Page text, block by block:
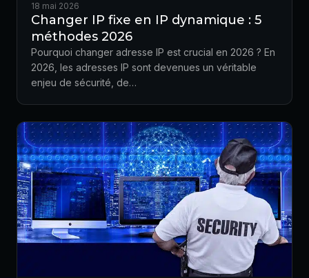
18 mai 2026
Changer IP fixe en IP dynamique : 5
méthodes 2026
Pourquoi changer adresse IP est crucial en 2026 ? En
2026, les adresses IP sont devenues un véritable
enjeu de sécurité, de…